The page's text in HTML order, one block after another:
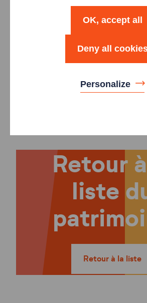
Logement T1 3
Logement T2
Logement T3 3
Logement T3B 1
Retour
liste
Retour à la liste
OK, accept all
Deny all
Personalize